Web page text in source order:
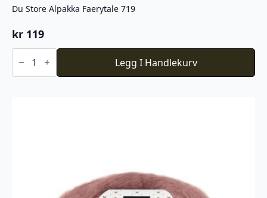
Du Store Alpakka Faerytale 719
kr 119
Du
Store
Faerytale
Legg I Handlekurv